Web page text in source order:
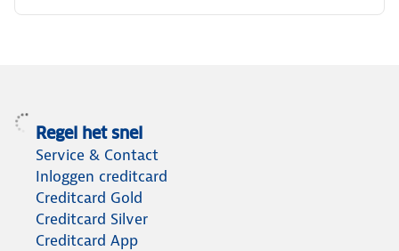
Regel het snel
Service & Contact
Inloggen creditcard
Creditcard Gold
Creditcard Silver
Creditcard App